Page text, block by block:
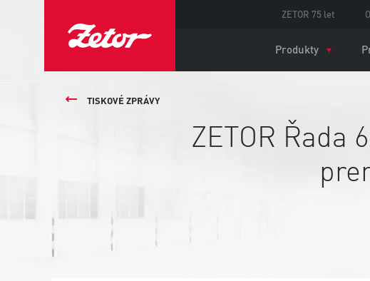
ZETOR 75 let
Produkty
TISKOVÉ ZPRÁVY
ZETOR Řada